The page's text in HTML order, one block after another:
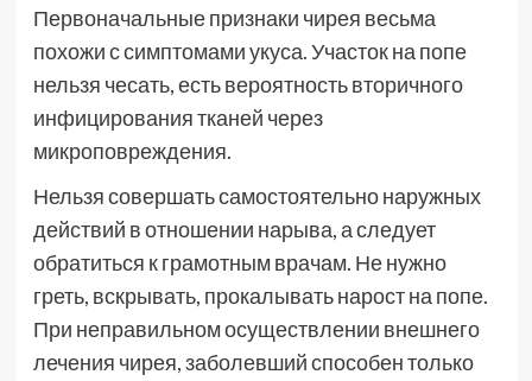
Первоначальные признаки чирея весьма
похожи с симптомами укуса. Участок на попе
нельзя чесать, есть вероятность вторичного
инфицирования тканей через
микроповреждения.
Нельзя совершать самостоятельно наружных
действий в отношении нарыва, а следует
обратиться к грамотным врачам. Не нужно
греть, вскрывать, прокалывать нарост на попе.
При неправильном осуществлении внешнего
лечения чирея, заболевший способен только